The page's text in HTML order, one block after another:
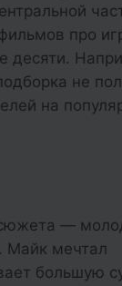
про
десяти.
не
на
—
Майк мечтал
большую